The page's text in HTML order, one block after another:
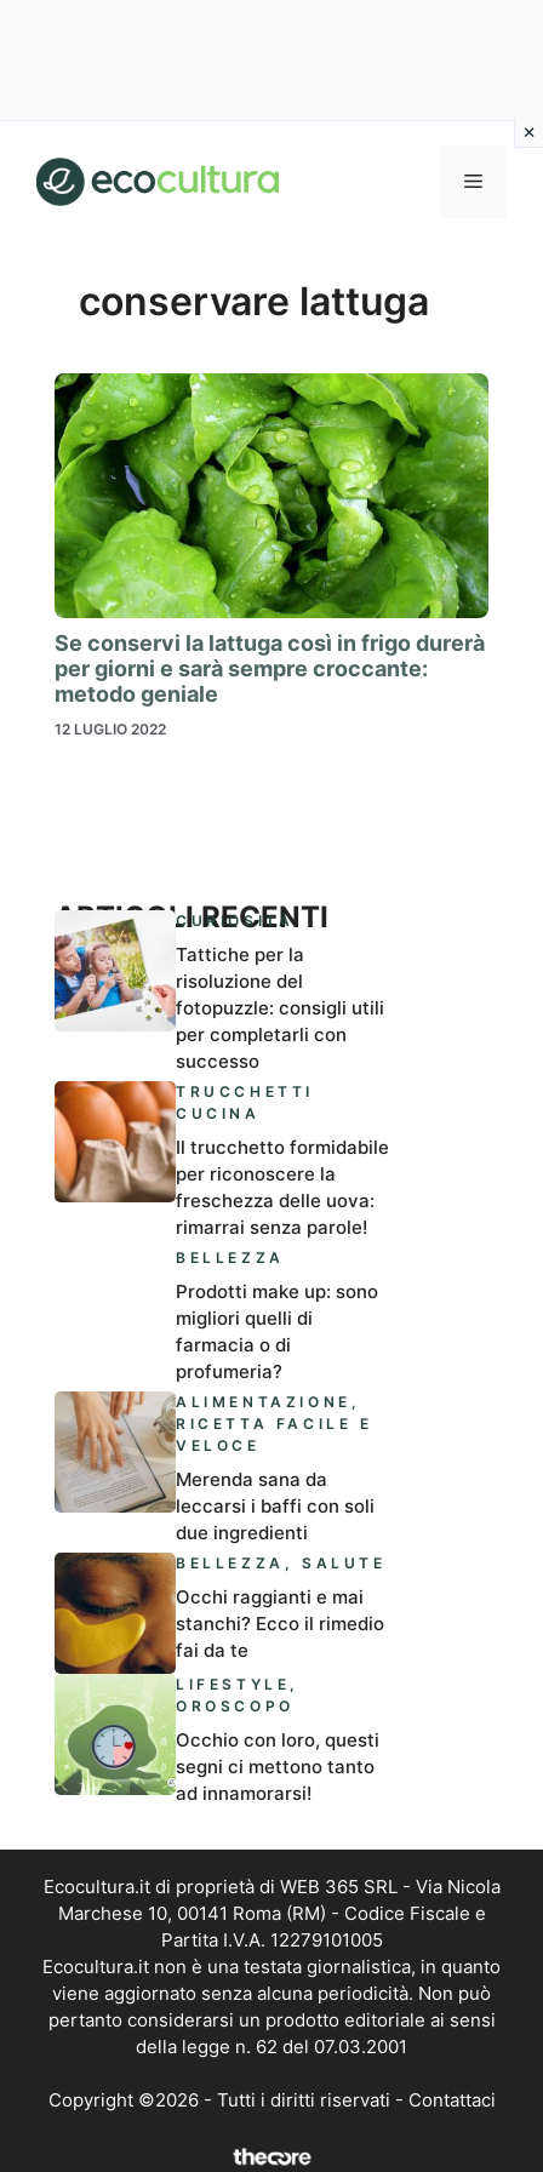
contenuto
MENU
conservare lattuga
Se conservi la lattuga così in frigo durerà
per giorni e sarà sempre croccante:
metodo geniale
12 LUGLIO 2022
ARTICOLI RECENTI
CURIOSITÀ
Tattiche per la
risoluzione del
fotopuzzle: consigli utili
per completarli con
successo
TRUCCHETTI
CUCINA
Il trucchetto formidabile
per riconoscere la
freschezza delle uova:
rimarrai senza parole!
BELLEZZA
Prodotti make up: sono
migliori quelli di
farmacia o di
profumeria?
ALIMENTAZIONE ,
RICETTA FACILE E
VELOCE
Merenda sana da
leccarsi i baffi con soli
due ingredienti
BELLEZZA ,SALUTE
Occhi raggianti e mai
stanchi? Ecco il rimedio
fai da te
LIFESTYLE ,
OROSCOPO
Occhio con loro, questi
segni ci mettono tanto
ad innamorarsi!
Ecocultura.it di proprietà di WEB 365 SRL - Via Nicola
Marchese 10, 00141 Roma (RM) - Codice Fiscale e
Partita I.V.A. 12279101005
Ecocultura.it non è una testata giornalistica, in quanto
viene aggiornato senza alcuna periodicità. Non può
pertanto considerarsi un prodotto editoriale ai sensi
della legge n. 62 del 07.03.2001
Copyright ©2026 - Tutti i diritti riservati - Contattaci